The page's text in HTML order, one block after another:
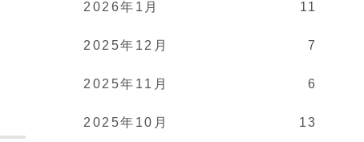
2026年1月 11
2025年12月 7
2025年11月 6
2025年10月 13